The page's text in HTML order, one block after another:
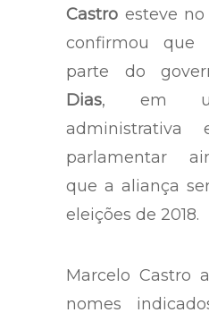
Castro esteve
confirmou
parte do
Dias, em
parlamentar
que a aliança
eleições de 2018.
Marcelo Castro
nomes